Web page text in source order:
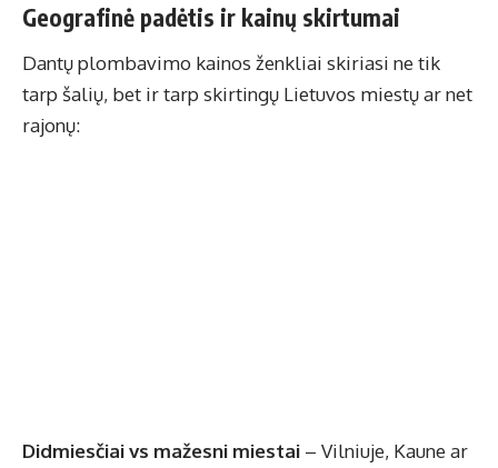
Geografinė padėtis ir kainų skirtumai
Dantų plombavimo kainos ženkliai skiriasi ne tik
tarp šalių, bet ir tarp skirtingų Lietuvos miestų ar net
rajonų:
Didmiesčiai vs mažesni miestai – Vilniuje, Kaune ar